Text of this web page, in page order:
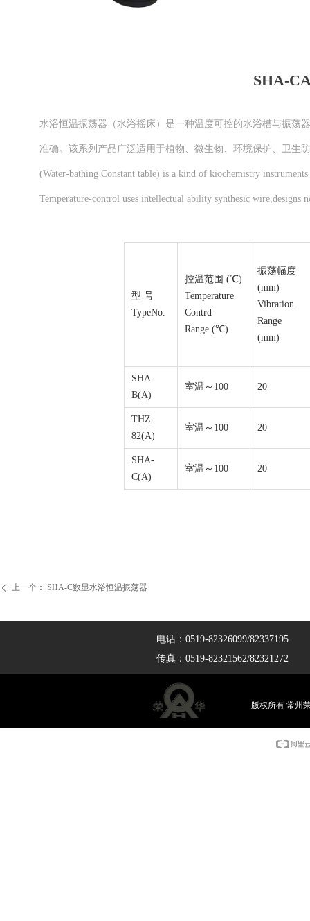
SHA-
水浴恒温振荡器（水浴摇床）是一种温度可控的水浴槽与振荡
准确。该系列产品广泛适用于植物、微生物、环境保护、卫生
(Water-bathing Constant table) is a kind of kiochemistry
Temperature-control uses intellectual ability synthesic
ꄴ 上一个： SHA-C数显水浴恒温振荡器
型 号
TypeNo.
控温范围 (℃)
Temperature
Contrd
Range (℃)
振荡幅度
(mm)
Vibration
Range
(mm)
SHA-
B(A)
室温～100 20
THZ-
82(A)
室温～100 20
SHA-
C(A)
室温～100 20
电话：0519-82326099/82337195
传真：0519-82321562/82321272
版权所有 常州